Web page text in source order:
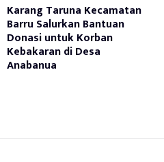
Karang Taruna Kecamatan
Barru Salurkan Bantuan
Donasi untuk Korban
Kebakaran di Desa
Anabanua